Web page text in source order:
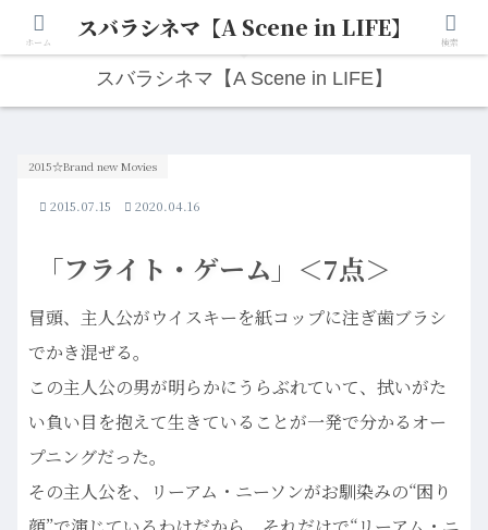
人生は“ひとりごと”から始まる。映画と写真と日々のこと。
スバラシネマ【A Scene in LIFE】
「フライト・ゲーム」＜7点＞
2015☆Brand new Movies
2015.07.15 2020.04.16
冒頭、主人公がウイスキーを紙コップに注ぎ歯ブラシ
でかき混ぜる。
この主人公の男が明らかにうらぶれていて、拭いがた
い負い目を抱えて生きていることが一発で分かるオー
プニングだった。
その主人公を、リーアム・ニーソンがお馴染みの“困り
ホーム スバラシネマ【A Scene in LIFE】 検索